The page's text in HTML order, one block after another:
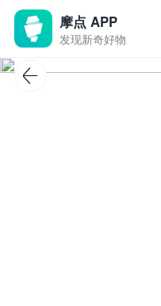
摩点 APP
发现新奇好物